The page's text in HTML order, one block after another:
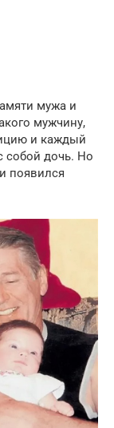
мужа и
мужчину,
и каждый
собой дочь. Но
появился